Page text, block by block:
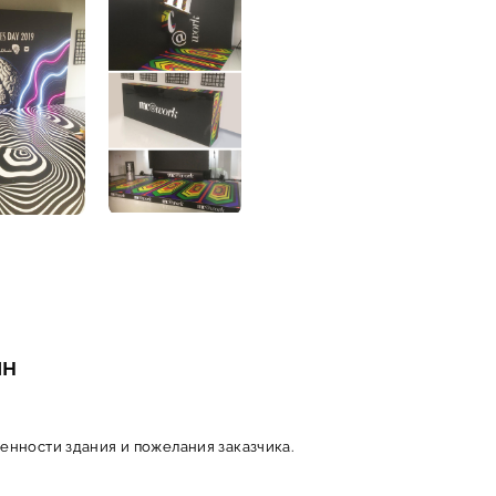
здания и пожелания заказчика.